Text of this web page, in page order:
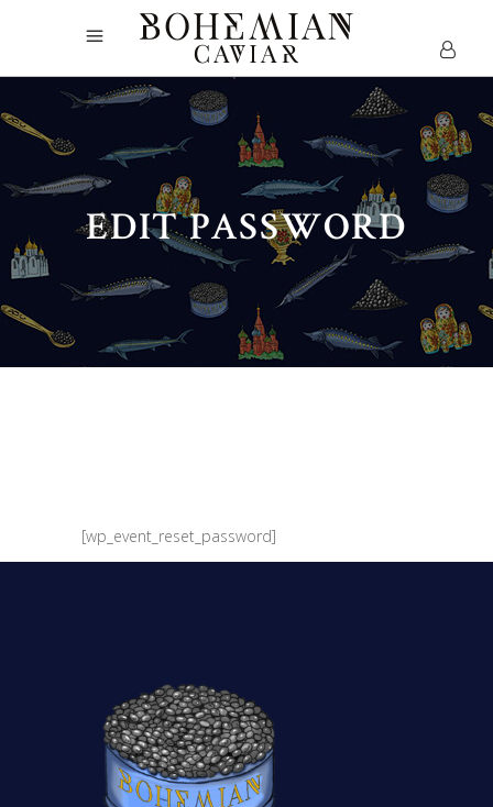
EDIT PASSWORD
[wp_event_reset_password]